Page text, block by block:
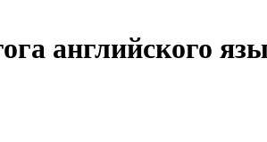
английского